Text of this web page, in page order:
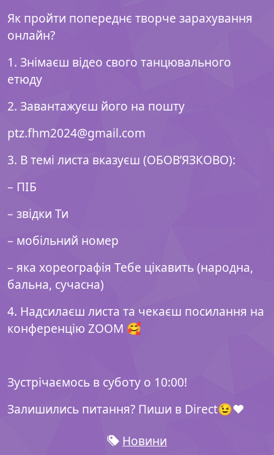
Як пройти попереднє творче зарахування
онлайн?
1. Знімаєш відео свого танцювального
етюду
2. Завантажуєш його на пошту
ptz.fhm2024@gmail.com
3. В темі листа вказуєш (ОБОВ’ЯЗКОВО):
– ПІБ
– звідки Ти
– мобільний номер
– яка хореографія Тебе цікавить (народна,
бальна, сучасна)
4. Надсилаєш листа та чекаєш посилання на
конференцію ZOOM 🥰
Зустрічаємось в суботу о 10:00!
Залишились питання? Пиши в Direct😉❤️
Новини